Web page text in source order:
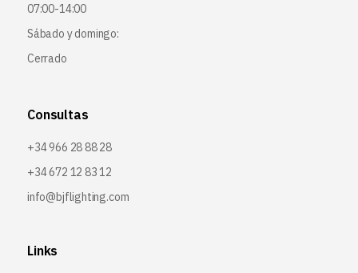
07:00-14:00
Sábado y domingo:
Cerrado
Consultas
+34 966 28 88 28
+34 672 12 83 12
info@bjflighting.com
Links